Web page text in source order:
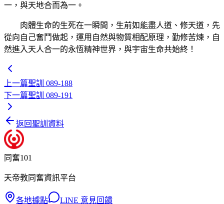
一，與天地合而為一。
肉體生命的生死在一瞬間，生前如能盡人道、修天道，先
從向自己奮鬥做起，運用自然與物質相配原理，勤修苦煉，自
然進入天人合一的永恆精神世界，與宇宙生命共始終！
上一篇聖訓 089-188
下一篇聖訓 089-191
返回聖訓資料
同奮101
天帝教同奮資訊平台
各地據點 LINE 意見回饋